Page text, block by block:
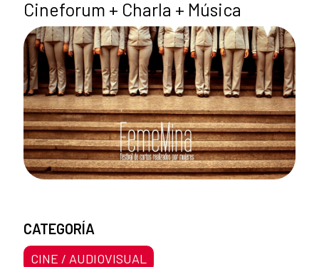
Cineforum + Charla + Música
CATEGORÍA
CINE / AUDIOVISUAL